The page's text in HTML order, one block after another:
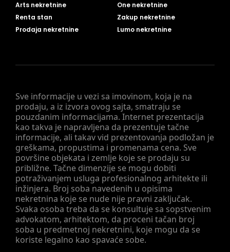
Sve informacije u vezi sa imovinom, koja je na
prodaju, a iz izvora ovog sajta, smatraju se
pouzdanim informacijama. Internet prezentacija
kao takva je napravljena da prezentuje tačne
informacije, ali takav vid prezentovanja podložan je
greškama, propustima i promenama cena. Sve
površine objekata i zemlje koje se prodaju su
približne. Tačne dimenzije se mogu dobiti
potraživanjem usluga profesionalnog arhitekte ili
inžinjera. Broj soba navedenih u opisima
nekretnina koje se nude nije pravni zaključak.
Svaka osoba treba da se konsultuje sa sopstvenim
advokatom, arhitektom, da proceni tačan broj
soba u predmetnoj nekretnini, koje mogu da se
koriste legalno kao spavaće sobe.
Arts nekretnine
One nekretnine
Renta stan
Zakup nekretnine
Prodaja nekretnine
Lumo nekretnine